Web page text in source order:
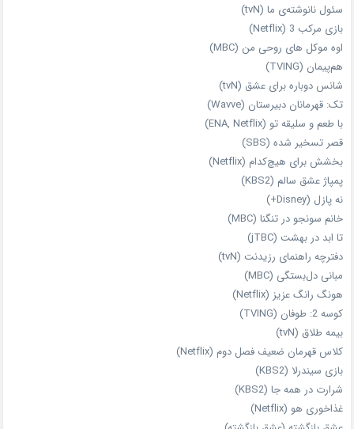
سئول نانوشته‌ی ما (tvN)
بازی مرکب 3 (Netflix)
اوه موکل های روحی من (MBC)
هم‌پیمان (TVING)
شانس دوباره برای عشق (tvN)
تک: قهرمانان دبیرستان (Wavve)
با طعم و سلیقه تو (ENA, Netflix)
قصر تسخیر شده (SBS)
بخشش برای هیچ‌کدام (Netflix)
پمپاژ عشق سالم (KBS2)
نه پازل (Disney+)
خانم سونجو در تنگنا (MBC)
تا ابد در بهشت (jTBC)
دفترچه راهنمای رزیدنت (tvN)
مبانی دل‌بستگی (MBC)
هونگ رانگ عزیز (Netflix)
کوسه 2: طوفان (TVING)
بیمه طلاق (tvN)
کلاس قهرمان ضعیف فصل دوم (Netflix)
بازی سیندرلا (KBS2)
شرارت در همه‌ جا (KBS2)
غذاخوری هو (Netflix)